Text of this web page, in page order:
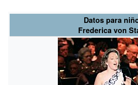
Datos para
Frederica von